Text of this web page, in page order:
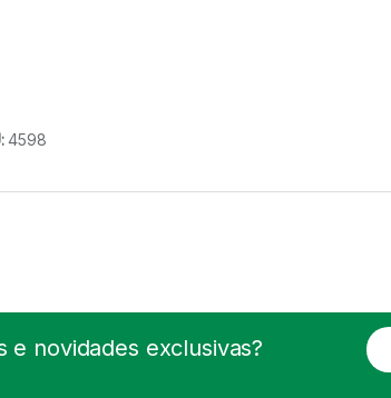
4598
novidades exclusivas?
E
m